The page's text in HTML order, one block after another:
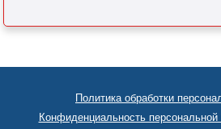
Политика обработки
Конфиденциальность